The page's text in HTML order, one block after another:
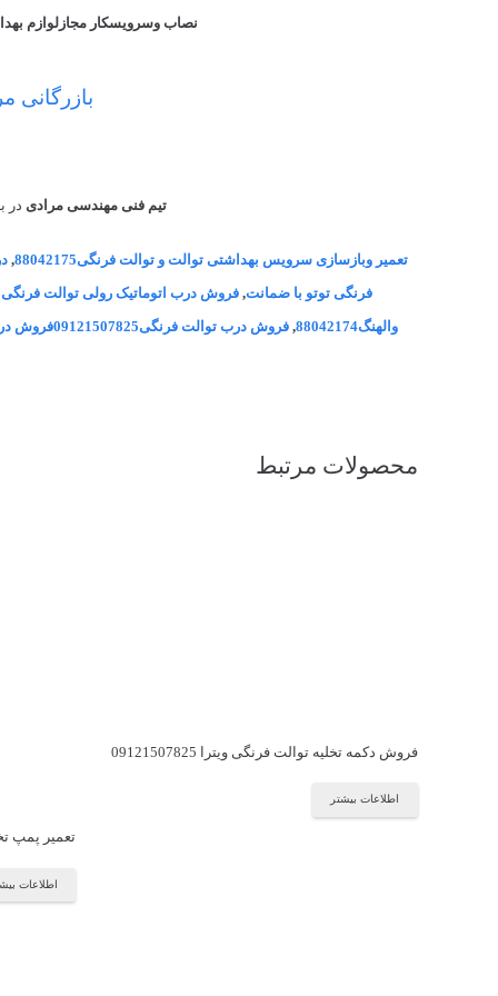
نصاب وسرویسکار مجازلوازم
تیم فنی مهندسی مرادی در
تعمیر وبازسازی سرویس بهداشتی توالت و توالت فرنگی88042175 ,
فرنگی توتو با ضمانت,فروش درب اتوماتیک رولی توالت فرنگی
والهنگ88042174
, فروش درب توالت فرنگی09121507825فروش درب توالت فرنگی و والهنگ
محصولات مرتبط
فروش دکمه تخلیه توالت فرنگی ویترا 09121507825
اطلاعات بیشتر
تعمیر پمپ
اطلاعات